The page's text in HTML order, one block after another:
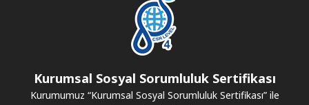
Kurumsal Sosyal Sorumluluk Sertifikası
Kurumumuz “Kurumsal Sosyal Sorumluluk Sertifikası” ile